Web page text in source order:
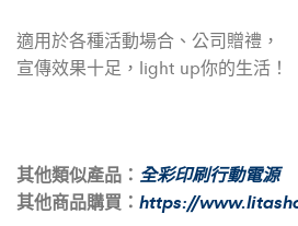
適用於各種活動場合、公司贈禮，
宣傳效果十足，light up你的生活！
其他類似產品： 全彩印刷行動電源
其他商品購買： https://